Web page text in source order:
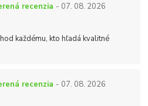
recenzia - 07. 08. 2026
každému, kto hľadá kvalitné
recenzia - 07. 08. 2026